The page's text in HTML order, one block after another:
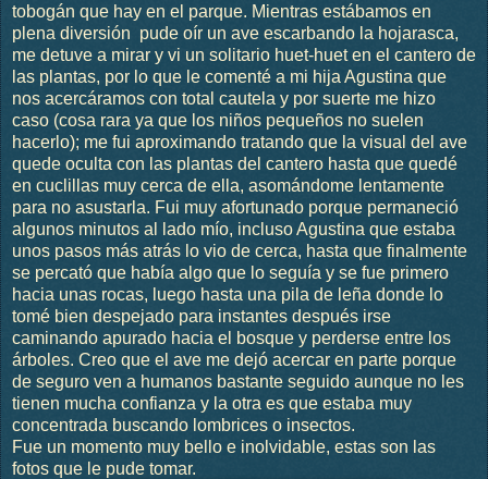
tobogán que hay en el parque. Mientras estábamos en
plena diversión pude oír un ave escarbando la hojarasca,
me detuve a mirar y vi un solitario huet-huet en el cantero de
las plantas, por lo que le comenté a mi hija Agustina que
nos acercáramos con total cautela y por suerte me hizo
caso (cosa rara ya que los niños pequeños no suelen
hacerlo); me fui aproximando tratando que la visual del ave
quede oculta con las plantas del cantero hasta que quedé
en cuclillas muy cerca de ella, asomándome lentamente
para no asustarla. Fui muy afortunado porque permaneció
algunos minutos al lado mío, incluso Agustina que estaba
unos pasos más atrás lo vio de cerca, hasta que finalmente
se percató que había algo que lo seguía y se fue primero
hacia unas rocas, luego hasta una pila de leña donde lo
tomé bien despejado para instantes después irse
caminando apurado hacia el bosque y perderse entre los
árboles. Creo que el ave me dejó acercar en parte porque
de seguro ven a humanos bastante seguido aunque no les
tienen mucha confianza y la otra es que estaba muy
concentrada buscando lombrices o insectos.
Fue un momento muy bello e inolvidable, estas son las
fotos que le pude tomar.